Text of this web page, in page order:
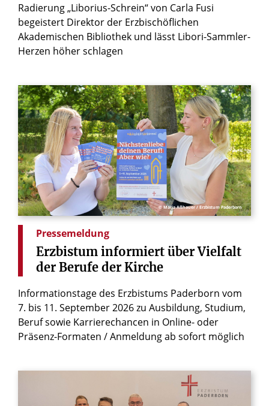
Radierung „Liborius-Schrein“ von Carla Fusi
begeistert Direktor der Erzbischöflichen
Akademischen Bibliothek und lässt Libori-Sammler-
Herzen höher schlagen
© Maria Aßhauer / Erzbistum Paderborn
Pressemeldung
Erzbistum informiert über Vielfalt
der Berufe der Kirche
Informationstage des Erzbistums Paderborn vom
7. bis 11. September 2026 zu Ausbildung, Studium,
Beruf sowie Karrierechancen in Online- oder
Präsenz-Formaten / Anmeldung ab sofort möglich